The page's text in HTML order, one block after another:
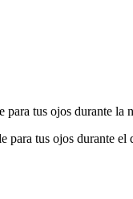
para tus ojos durante la
para tus ojos durante el